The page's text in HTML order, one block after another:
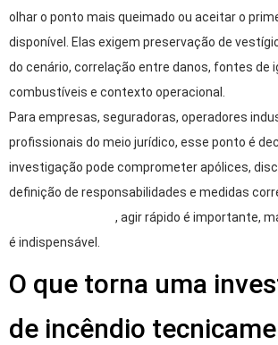
olhar o ponto mais queimado ou aceitar o
disponível. Elas exigem preservação de
do cenário, correlação entre danos, fontes de
combustíveis e contexto operacional.
Para empresas, seguradoras, operadores
profissionais do meio jurídico, esse ponto é
investigação pode comprometer apólices,
definição de responsabilidades e medidas
, agir rápido é importante,
é indispensável.
O que torna uma
de incêndio